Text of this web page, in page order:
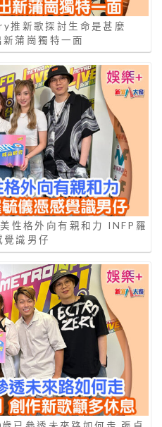
推新歌探討生命是甚麼
蒲崗獨特一面
性格外向有親和力 INFP羅
覺識男仔